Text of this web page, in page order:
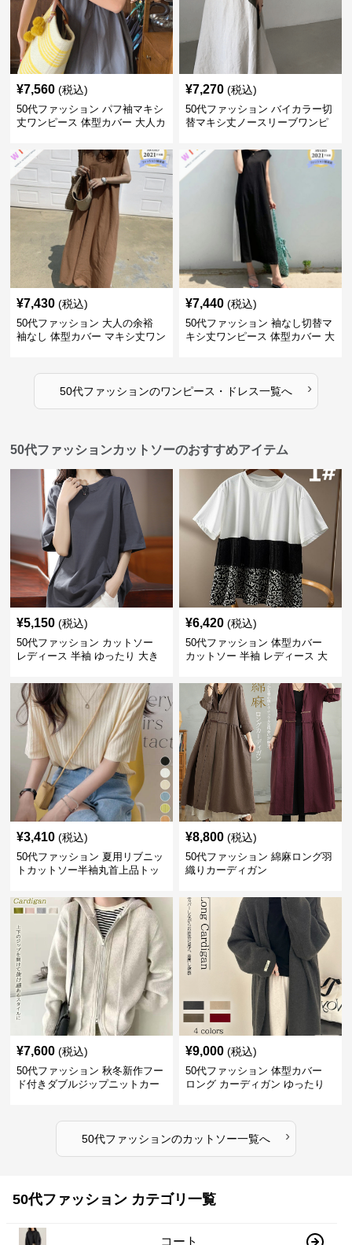
¥7,560 (税込)
50代ファッション パフ袖マキシ
丈ワンピース 体型カバー 大人カ
¥7,270 (税込)
50代ファッション バイカラー切
替マキシ丈ノースリーブワンピ
¥7,430 (税込)
50代ファッション 大人の余裕
袖なし 体型カバー マキシ丈ワン
¥7,440 (税込)
50代ファッション 袖なし切替マ
キシ丈ワンピース 体型カバー 大
50代ファッションのワンピース・ドレス一覧へ ›
50代ファッションカットソーのおすすめアイテム
¥5,150 (税込)
50代ファッション カットソー
レディース 半袖 ゆったり 大き
¥6,420 (税込)
50代ファッション 体型カバー
カットソー 半袖 レディース 大
¥3,410 (税込)
50代ファッション 夏用リブニッ
トカットソー半袖丸首上品トッ
¥8,800 (税込)
50代ファッション 綿麻ロング羽
織りカーディガン
¥7,600 (税込)
50代ファッション 秋冬新作フー
ド付きダブルジップニットカー
¥9,000 (税込)
50代ファッション 体型カバー
ロング カーディガン ゆったり
50代ファッションのカットソー一覧へ ›
50代ファッション カテゴリ一覧
コート